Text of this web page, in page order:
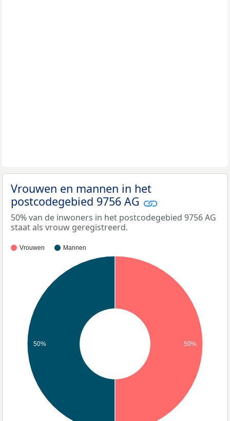
Vrouwen en mannen in het
postcodegebied 9756 AG
50% van de inwoners in het postcodegebied 9756 AG
staat als vrouw geregistreerd.
Vrouwen Mannen
50% 50%